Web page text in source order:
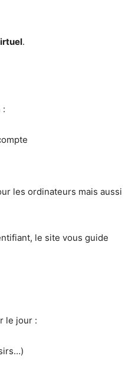
.
:
les ordinateurs mais aussi
le site vous guide
le jour :